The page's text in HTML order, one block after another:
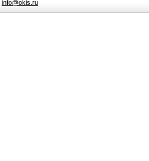
info@okis.ru